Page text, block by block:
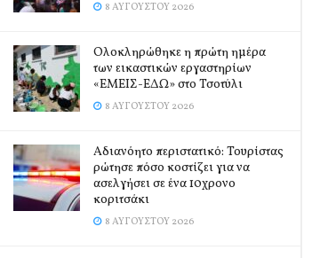
8 ΑΥΓΟΎΣΤΟΥ 2026
Ολοκληρώθηκε η πρώτη ημέρα
των εικαστικών εργαστηρίων
«ΕΜΕΙΣ-ΕΔΩ» στο Τσοτύλι
8 ΑΥΓΟΎΣΤΟΥ 2026
Αδιανόητο περιστατικό: Τουρίστας
ρώτησε πόσο κοστίζει για να
ασελγήσει σε ένα 10χρονο
κοριτσάκι
8 ΑΥΓΟΎΣΤΟΥ 2026